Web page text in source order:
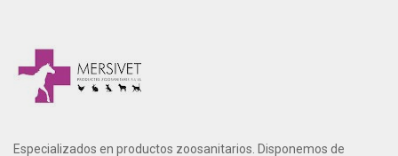
Especializados en productos zoosanitarios. Disponemos de